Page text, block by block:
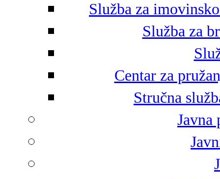
Služba za
Služba za
Centar za
Stručna
Javna